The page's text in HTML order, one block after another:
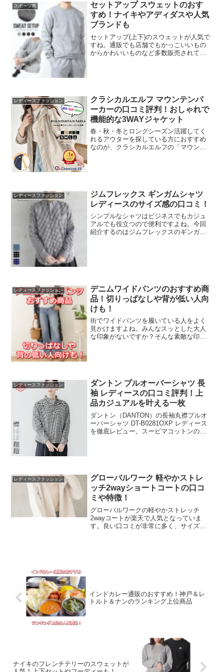
スポーツ用
セットアップ スウェットのおす
すめ！ナイキやアディダスや人気
ブランドも
セットアップ(上下)のスウェットが人気で
すね。通販でも店舗でもかっこいいもの
からかわいいものなど多数販売されてい
レディースファッション
クラシカルエルフ マウンテンパ
ーカーの口コミ評判！おしゃれで
機能的な3WAYジャケット
春・秋・冬とロングシーズン活躍してく
れるアウターを探している方におすすめ
なのが、クラシカルエルフの「マウンテ
レディースファッション
ジムフレックス ギンガムシャツ
レディースのサイズ感の口コミ！
シンプルなシャツはビジネスでもカジュ
アルでも役立つので便利ですよね。今回
紹介するのはジムフレックスのギンガム
レディースファッション
デニムワイドパンツのおすすめ商
品！切りっぱなしや背が低い人向
けも！
街でワイドパンツを履いている人をよく
見かけますよね。みんなスッとした大人
な印象がないですか？そんな素敵な印象
レディースファッション
ダントン プルオーバーシャツ 長
袖 レディースの口コミ評判！上
品カジュアルを叶える一枚
ダントン（DANTON）の長袖丸襟プルオ
ーバーシャツ DT-B0281OXP レディース
を徹底レビュー。スーピマコットンの上
レディースファッション
グローバルワーク 軽やかストレ
ッチ2wayショートコートの口コ
ミや特徴！
グローバルワークの軽やかストレッチ
2wayコートが楽天で人気となっていま
す。良い口コミが非常に多く、サイズ
インドカレー通販のおすすめ！神戸＆レ
トルト＆ナンのランキング上位商品
ナイキのフレンチテリーのスウェットが